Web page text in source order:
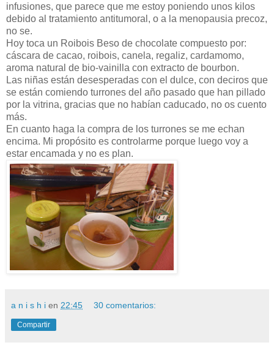
infusiones, que parece que me estoy poniendo unos kilos
debido al tratamiento antitumoral, o a la menopausia precoz,
no se.
Hoy toca un Roibois Beso de chocolate compuesto por:
cáscara de cacao, roibois, canela, regaliz, cardamomo,
aroma natural de bio-vainilla con extracto de bourbon.
Las niñas están desesperadas con el dulce, con deciros que
se están comiendo turrones del año pasado que han pillado
por la vitrina, gracias que no habían caducado, no os cuento
más.
En cuanto haga la compra de los turrones se me echan
encima. Mi propósito es controlarme porque luego voy a
estar encamada y no es plan.
a n i s h i en 22:45 30 comentarios:
Compartir